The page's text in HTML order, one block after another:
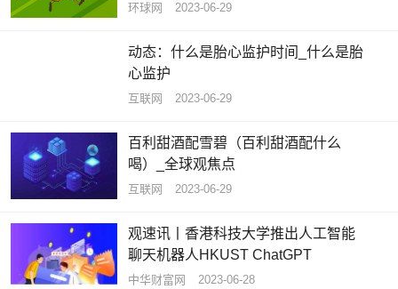
环球网 2023-06-29
动态：什么是胎心监护时间_什么是胎
心监护
互联网 2023-06-29
百利甜酒配雪碧（百利甜酒配什么
喝）_全球观焦点
互联网 2023-06-29
观速讯丨香港科技大学推出人工智能
聊天机器人HKUST ChatGPT
中华财富网 2023-06-28